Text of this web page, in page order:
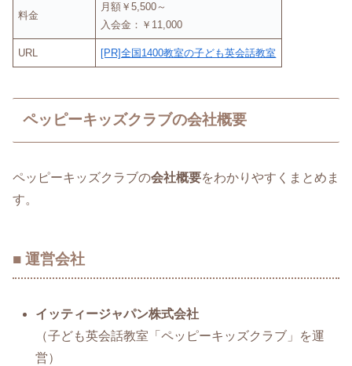
料金
月額￥5,500～
入会金：￥11,000
URL [PR]全国1400教室の子ども英会話教室
ペッピーキッズクラブの会社概要
ペッピーキッズクラブの会社概要をわかりやすくまとめま
す。
■ 運営会社
イッティージャパン株式会社
（子ども英会話教室「ペッピーキッズクラブ」を運
営）